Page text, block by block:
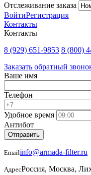
Отслеживание заказа
ВойтиРегистрация
Контакты
Контакты
8 (929) 651-9853 8 (800)
Заказать обратный
Ваше имя
Телефон
Удобное время
Антибот
Отправить
Emailinfo@armada-filter.ru
АдресРоссия, Москва,